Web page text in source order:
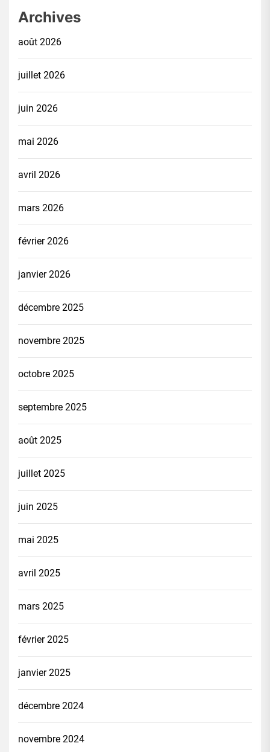
Archives
août 2026
juillet 2026
juin 2026
mai 2026
avril 2026
mars 2026
février 2026
janvier 2026
décembre 2025
novembre 2025
octobre 2025
septembre 2025
août 2025
juillet 2025
juin 2025
mai 2025
avril 2025
mars 2025
février 2025
janvier 2025
décembre 2024
novembre 2024